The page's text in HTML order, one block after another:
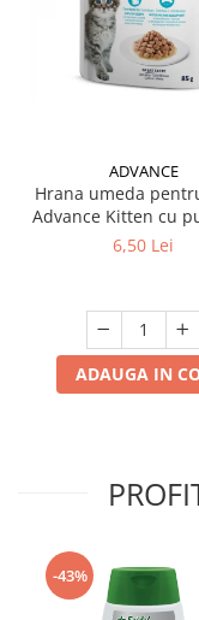
ADVANCE
Hrana umeda
Advance Kitten cu
6,50 Lei
ADAUGA IN
-43%